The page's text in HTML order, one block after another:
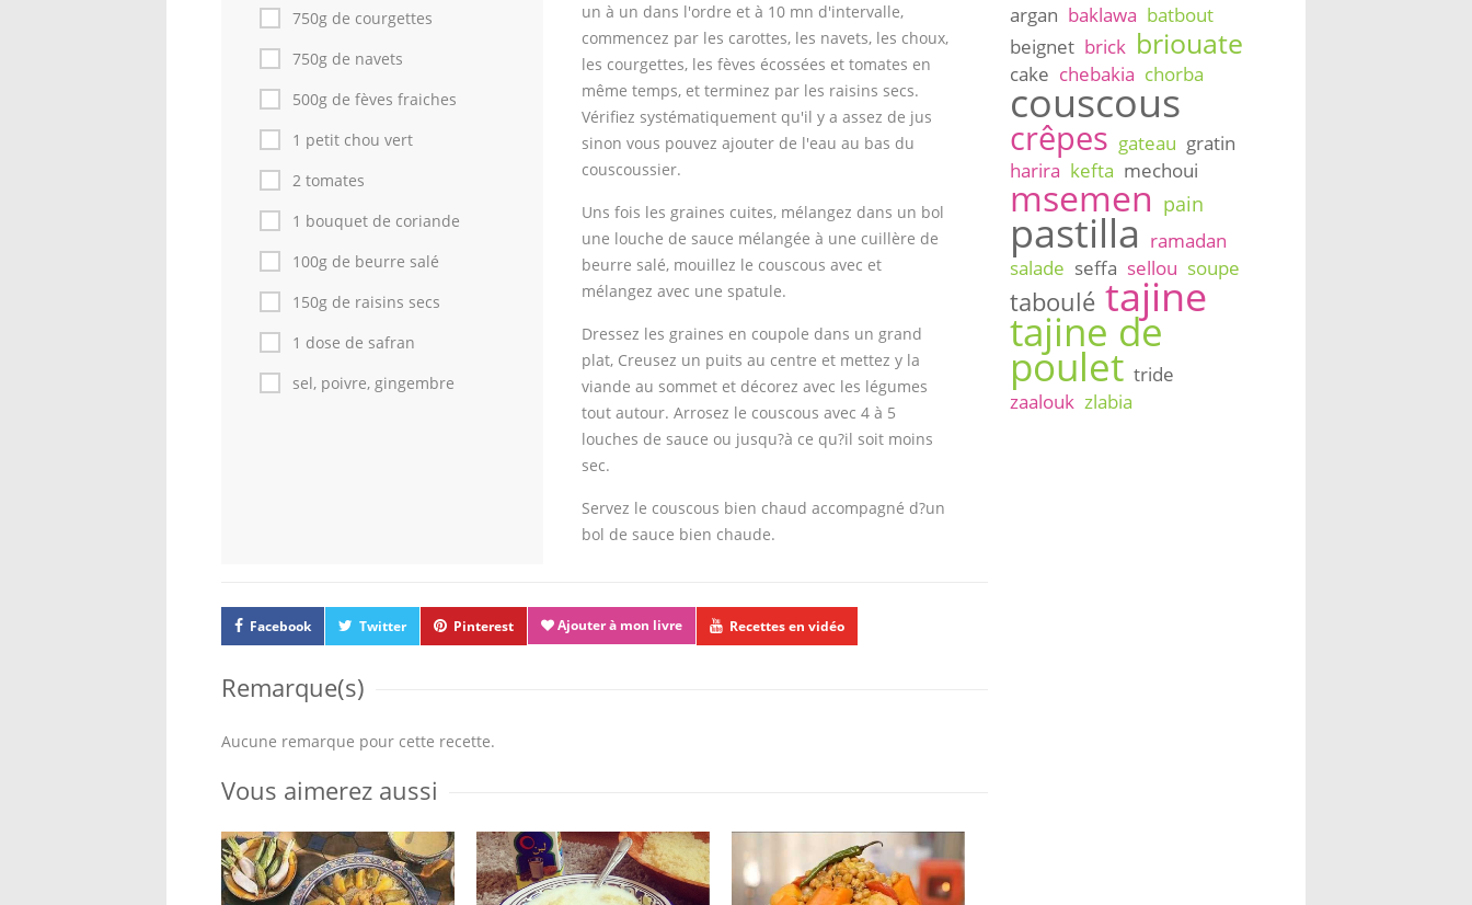
750g de courgettes
750g de navets
500g de fèves fraiches
1 petit chou vert
2 tomates
1 bouquet de coriande
100g de beurre salé
150g de raisins secs
1 dose de safran
sel, poivre, gingembre
un à un dans l'ordre et à 10 mn d'intervalle,
commencez par les carottes, les navets, les choux,
les courgettes, les fèves écossées et tomates en
même temps, et terminez par les raisins secs.
Vérifiez systématiquement qu'il y a assez de jus
sinon vous pouvez ajouter de l'eau au bas du
couscoussier.
Uns fois les graines cuites, mélangez dans un bol
une louche de sauce mélangée à une cuillère de
beurre salé, mouillez le couscous avec et
mélangez avec une spatule.
Dressez les graines en coupole dans un grand
plat, Creusez un puits au centre et mettez y la
viande au sommet et décorez avec les légumes
tout autour. Arrosez le couscous avec 4 à 5
louches de sauce ou jusqu?à ce qu?il soit moins
sec.
Servez le couscous bien chaud accompagné d?un
bol de sauce bien chaude.
Facebook Twitter Pinterest Ajouter à mon livre Recettes en vidéo
Remarque(s)
Aucune remarque pour cette recette.
Vous aimerez aussi
argan baklawa batbout
beignet brick briouate
cake chebakia chorba
couscous
crêpes gateau gratin
harira kefta mechoui
msemen pain
pastilla ramadan
salade seffa sellou soupe
taboulé tajine
tajine de
poulet tride
zaalouk zlabia